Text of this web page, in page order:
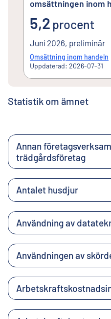
omsättningen inom
5,2procent
5,2 procent
Juni 2026, preliminär
Omsättning inom handeln
Uppdaterad: 2026-07-31
Statistik om ämnet
Annan
trädgårdsföretag
Antalet husdjur
Användning av
Användningen av